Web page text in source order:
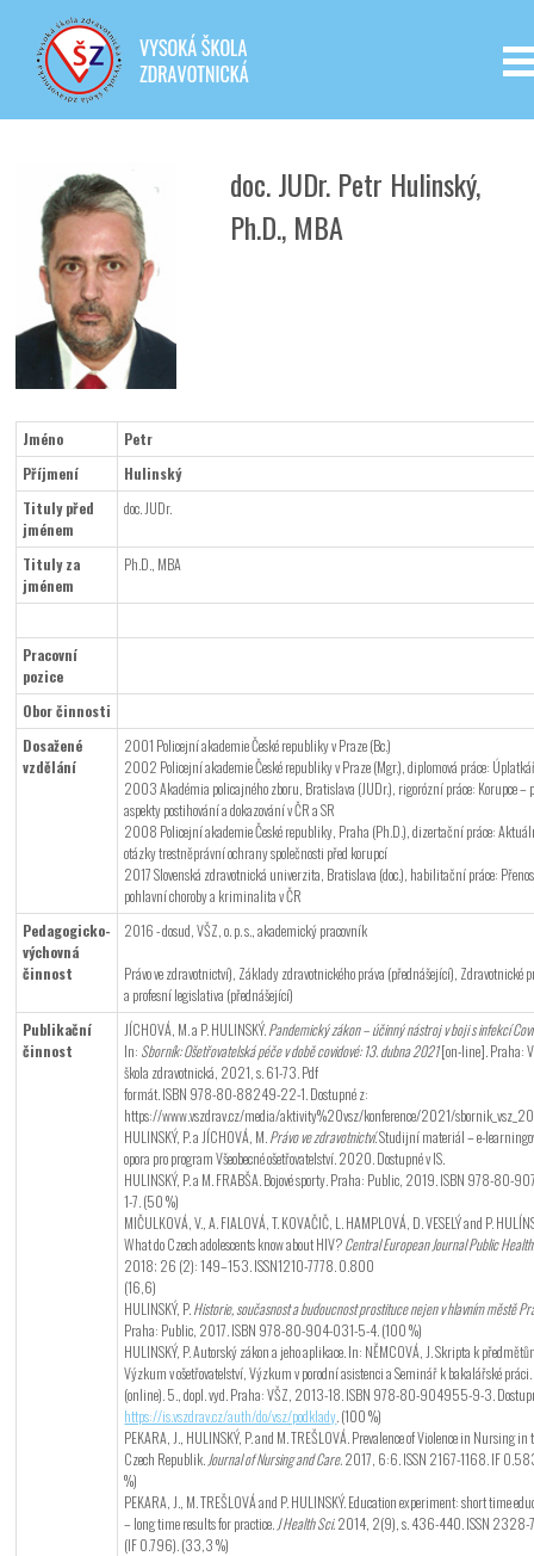
doc. JUDr. Petr Hulinský,
Ph.D., MBA
Jméno
Petr
Příjmení
Hulinský
Tituly před
jménem
doc. JUDr.
Tituly za
jménem
Ph.D., MBA
Pracovní
pozice
Obor činnosti
Dosažené
vzdělání
2001 Policejní akademie České republiky v Praze (Bc.)
2002 Policejní akademie České republiky v Praze (Mgr.), diplomová práce:
2003 Akadémia policajného zboru, Bratislava (JUDr.), rigorózní práce: Korupce –
aspekty postihování a dokazování v ČR a SR
2008 Policejní akademie České republiky, Praha (Ph.D.), dizertační práce:
otázky trestněprávní ochrany společnosti před korupcí
2017 Slovenská zdravotnická univerzita, Bratislava (doc.), habilitační práce:
pohlavní choroby a kriminalita v ČR
Pedagogicko-
výchovná
činnost
2016 - dosud, VŠZ, o. p. s., akademický pracovník
Právo ve zdravotnictví), Základy zdravotnického práva (přednášející), Zdravotnické
a profesní legislativa (přednášející)
Publikační
činnost
JÍCHOVÁ, M. a P. HULINSKÝ. Pandemický zákon – účinný nástroj v boji s infekcí
In: Sborník:Ošetřovatelská péče v době covidové: 13. dubna 2021[on-line]. Praha:
škola zdravotnická, 2021, s. 61-73. Pdf
formát. ISBN 978-80-88249-22-1. Dostupné z:
https://www.vszdrav.cz/media/aktivity%20vsz/konference/2021/
HULINSKÝ, P. a JÍCHOVÁ, M. Právo ve zdravotnictví. Studijní materiál – e-
opora pro program Všeobecné ošetřovatelství. 2020. Dostupné v IS.
HULINSKÝ, P. a M. FRABŠA. Bojové sporty. Praha: Public, 2019. ISBN 978-80-
1-7. (50 %)
MIČULKOVÁ, V., A. FIALOVÁ, T. KOVAČIČ, L. HAMPLOVÁ, D. VESELÝ and P.
What do Czech adolescents know about HIV?Central European Journal Public
2018; 26 (2): 149–153. ISSN1210-7778. 0.800
(16,6)
HULINSKÝ, P. Historie, současnost a budoucnost prostituce nejen v hlavním městě
Praha: Public, 2017. ISBN 978-80-904-031-5-4. (100 %)
HULINSKÝ, P. Autorský zákon a jeho aplikace. In: NĚMCOVÁ, J. Skripta k
Výzkum v ošetřovatelství, Výzkum v porodní asistenci a Seminář k bakalářské práci.
(online). 5., dopl. vyd. Praha: VŠZ, 2013-18. ISBN 978-80-904955-9-3.
https://is.vszdrav.cz/auth/do/vsz/podklady . (100 %)
PEKARA, J., HULINSKÝ, P. and M. TREŠLOVÁ. Prevalence of Violence in Nursing in
Czech Republik. Journal of Nursing and Care.2017, 6:6. ISSN 2167-1168. IF
%)
PEKARA, J., M. TREŠLOVÁ and P. HULINSKÝ. Education experiment: short time
– long time results for practice. J Health Sci.2014, 2(9), s. 436-440. ISSN 2328-
(IF 0.796). (33,3 %)
Iveta - Vysoká škola zdravotnická,
o.p.s.